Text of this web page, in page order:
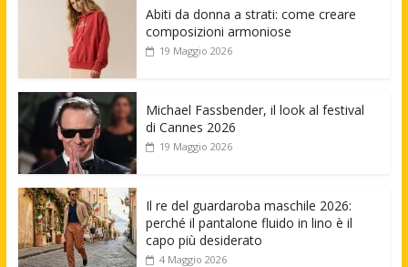
Abiti da donna a strati: come creare
composizioni armoniose
19 Maggio 2026
Michael Fassbender, il look al festival
di Cannes 2026
19 Maggio 2026
Il re del guardaroba maschile 2026:
perché il pantalone fluido in lino è il
capo più desiderato
4 Maggio 2026